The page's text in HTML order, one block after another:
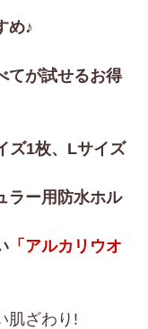
め♪
てが試せるお得
ズ1枚、Lサイズ
ラー用防水ホル
「アルカリウオ
肌ざわり!